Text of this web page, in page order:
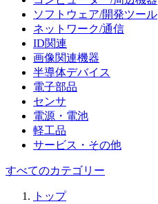
ソフトウェア/開発ツール
ネットワーク/通信
ID関連
画像関連機器
半導体デバイス
電子部品
センサ
電源・電池
軽工品
サービス・その他
すべてのカテゴリー
トップ